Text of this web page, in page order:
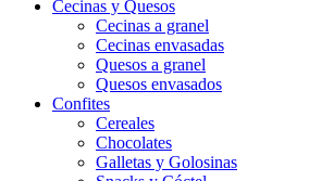
Cecinas y Quesos
Cecinas a granel
Cecinas envasadas
Quesos a granel
Quesos envasados
Confites
Cereales
Chocolates
Galletas y Golosinas